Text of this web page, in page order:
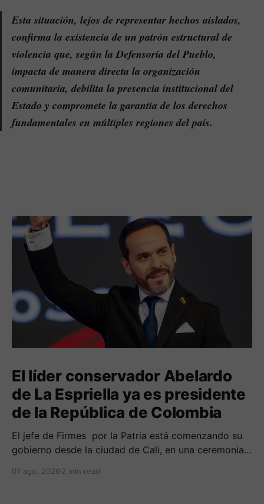
Esta situación, lejos de representar hechos aislados,
confirma la existencia de un patrón estructural de
violencia que, según la Defensoría del Pueblo,
impacta de manera directa la organización
comunitaria, debilita la presencia institucional del
Estado y compromete la garantía de los derechos
fundamentales en múltiples regiones del país.
El líder conservador Abelardo
de La Espriella ya es presidente
de la República de Colombia
El jefe de Firmes por la Patria está comenzando su
gobierno desde la ciudad de Cali, en una ceremonia
gobiernos conservadores.
07 ago. 2026 2 min read